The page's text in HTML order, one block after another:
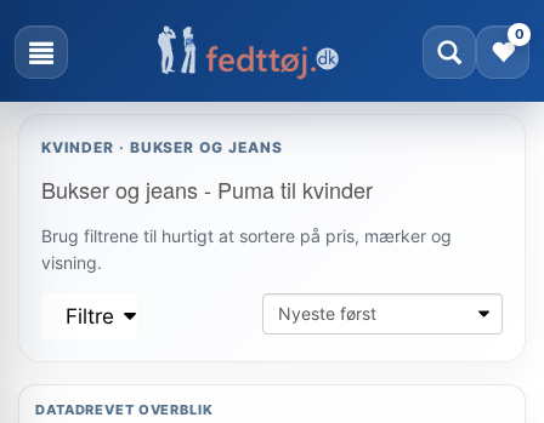
0
KVINDER · BUKSER OG JEANS
Bukser og jeans - Puma til kvinder
Brug filtrene til hurtigt at sortere på pris, mærker og
visning.
Filtre
DATADREVET OVERBLIK